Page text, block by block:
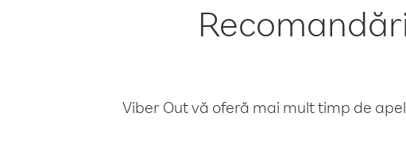
Viber Out vă oferă mai mult timp de